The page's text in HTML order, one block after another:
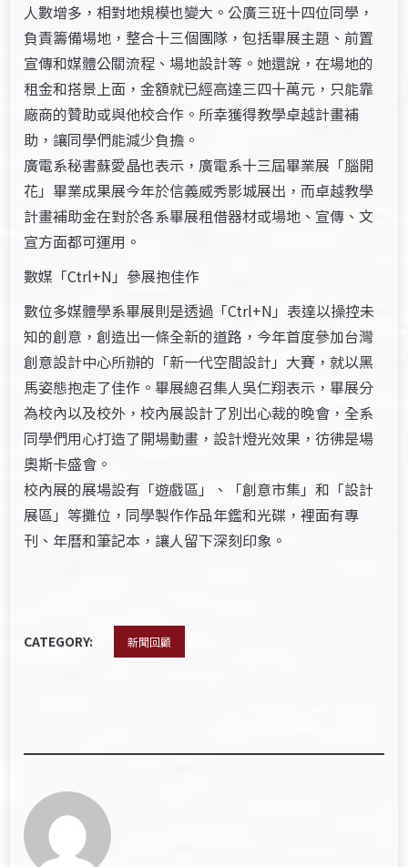
人數增多，相對地規模也變大。公廣三班十四位同學，
負責籌備場地，整合十三個團隊，包括畢展主題、前置
宣傳和媒體公關流程、場地設計等。她還說，在場地的
租金和搭景上面，金額就已經高達三四十萬元，只能靠
廠商的贊助或與他校合作。所幸獲得教學卓越計畫補
助，讓同學們能減少負擔。
廣電系秘書蘇愛晶也表示，廣電系十三屆畢業展「腦開
花」畢業成果展今年於信義威秀影城展出，而卓越教學
計畫補助金在對於各系畢展租借器材或場地、宣傳、文
宣方面都可運用。
數媒「Ctrl+N」參展抱佳作
數位多媒體學系畢展則是透過「Ctrl+N」表達以操控未
知的創意，創造出一條全新的道路，今年首度參加台灣
創意設計中心所辦的「新一代空間設計」大賽，就以黑
馬姿態抱走了佳作。畢展總召集人吳仁翔表示，畢展分
為校內以及校外，校內展設計了別出心裁的晚會，全系
同學們用心打造了開場動畫，設計燈光效果，彷彿是場
奧斯卡盛會。
校內展的展場設有「遊戲區」、「創意市集」和「設計
展區」等攤位，同學製作作品年鑑和光碟，裡面有專
刊、年曆和筆記本，讓人留下深刻印象。
CATEGORY: 新聞回顧